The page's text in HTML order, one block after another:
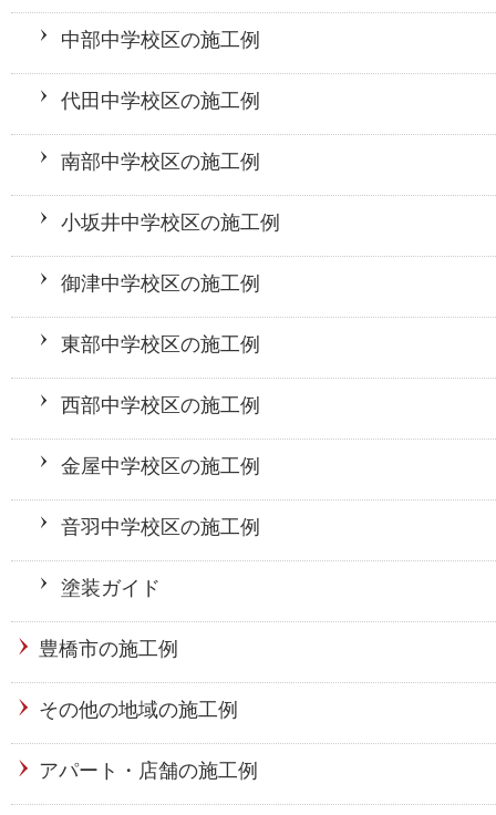
中部中学校区の施工例
代田中学校区の施工例
南部中学校区の施工例
小坂井中学校区の施工例
御津中学校区の施工例
東部中学校区の施工例
西部中学校区の施工例
金屋中学校区の施工例
音羽中学校区の施工例
塗装ガイド
豊橋市の施工例
その他の地域の施工例
アパート・店舗の施工例